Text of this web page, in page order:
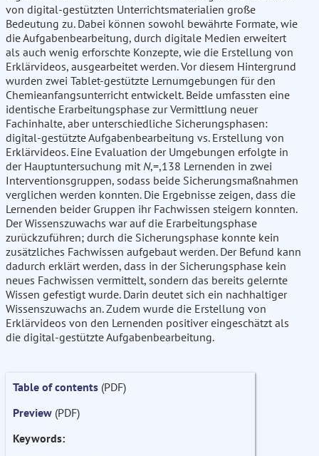
von digital-gestützten Unterrichtsmaterialien große
Bedeutung zu. Dabei können sowohl bewährte Formate, wie
die Aufgabenbearbeitung, durch digitale Medien erweitert
als auch wenig erforschte Konzepte, wie die Erstellung von
Erklärvideos, ausgearbeitet werden. Vor diesem Hintergrund
wurden zwei Tablet-gestützte Lernumgebungen für den
Chemieanfangsunterricht entwickelt. Beide umfassten eine
identische Erarbeitungsphase zur Vermittlung neuer
Fachinhalte, aber unterschiedliche Sicherungsphasen:
digital-gestützte Aufgabenbearbeitung vs. Erstellung von
Erklärvideos. Eine Evaluation der Umgebungen erfolgte in
der Hauptuntersuchung mit N,=,138 Lernenden in zwei
Interventionsgruppen, sodass beide Sicherungsmaßnahmen
verglichen werden konnten. Die Ergebnisse zeigen, dass die
Lernenden beider Gruppen ihr Fachwissen steigern konnten.
Der Wissenszuwachs war auf die Erarbeitungsphase
zurückzuführen; durch die Sicherungsphase konnte kein
zusätzliches Fachwissen aufgebaut werden. Der Befund kann
dadurch erklärt werden, dass in der Sicherungsphase kein
neues Fachwissen vermittelt, sondern das bereits gelernte
Wissen gefestigt wurde. Darin deutet sich ein nachhaltiger
Wissenszuwachs an. Zudem wurde die Erstellung von
Erklärvideos von den Lernenden positiver eingeschätzt als
die digital-gestützte Aufgabenbearbeitung.
Table of contents (PDF)
Preview (PDF)
Keywords: